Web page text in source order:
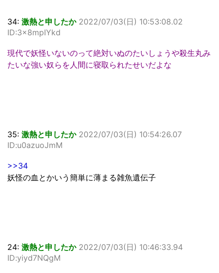
34: 激熱と申したか 2022/07/03(日) 10:53:08.02
ID:3x8mpIYkd
現代で妖怪いないのって絶対いぬのたいしょうや殺生丸み
たいな強い奴らを人間に寝取られたせいだよな
35: 激熱と申したか 2022/07/03(日) 10:54:26.07
ID:u0azuoJmM
>>34
妖怪の血とかいう簡単に薄まる雑魚遺伝子
24: 激熱と申したか 2022/07/03(日) 10:46:33.94
ID:yiyd7NQgM